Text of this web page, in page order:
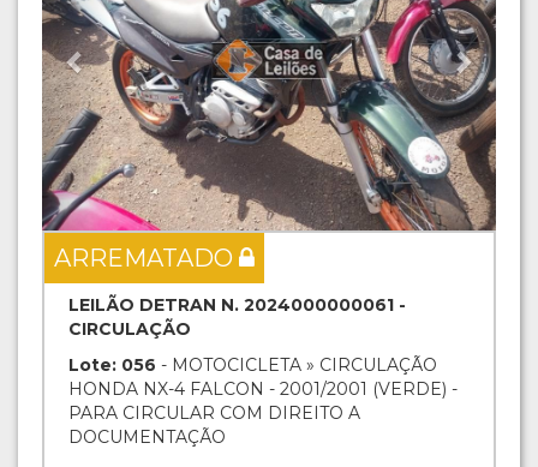
ARREMATADO
LEILÃO DETRAN N. 2024000000061 -
CIRCULAÇÃO
Lote: 056 - MOTOCICLETA » CIRCULAÇÃO
HONDA NX-4 FALCON - 2001/2001 (VERDE) -
PARA CIRCULAR COM DIREITO A
DOCUMENTAÇÃO